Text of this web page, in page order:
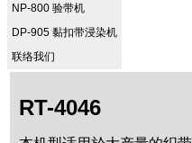
NP-800 验带机
DP-905 黏扣带浸染机
联络我们
RT-4046